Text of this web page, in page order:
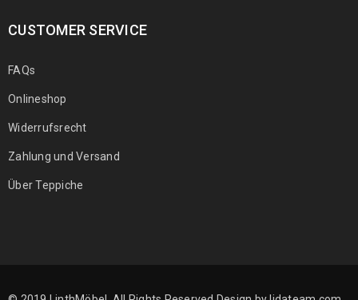
CUSTOMER SERVICE
FAQs
Onlineshop
Widerrufsrecht
Zahlung und Versand
Über Teppiche